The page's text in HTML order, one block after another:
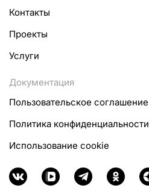
Контакты
Проекты
Услуги
Документация
Пользовательское соглашение
Политика конфиденциальности
Использование cookie